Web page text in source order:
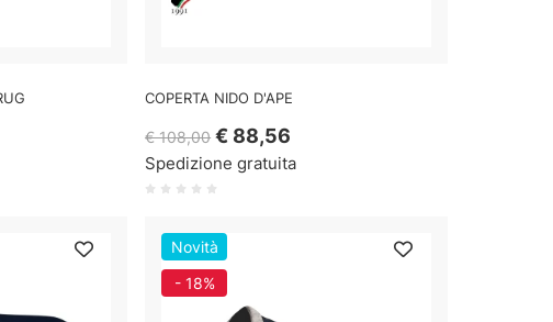
COPERTA NIDO D'APE
€ 108,00 € 88,56
Spedizione gratuita
Novità
- 18%